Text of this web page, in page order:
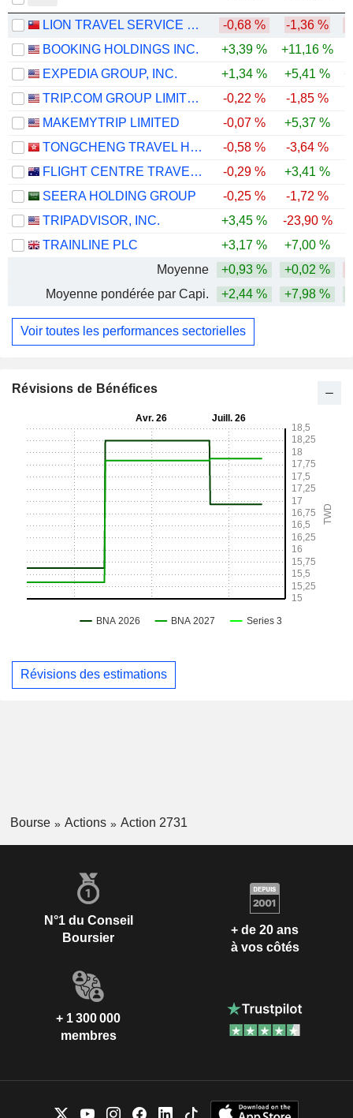
LION TRAVEL SERVICE CO., LTD. -0,68 % -1,36 %
BOOKING HOLDINGS INC.
+3,39 % +11,16 %
EXPEDIA GROUP, INC.
+1,34 % +5,41 %
TRIP.COM GROUP LIMITED
-0,22 % -1,85 %
MAKEMYTRIP LIMITED
-0,07 % +5,37 %
TONGCHENG TRAVEL HOLDINGS LIMITED
-0,58 % -3,64 %
FLIGHT CENTRE TRAVEL GROUP LIMITED
-0,29 % +3,41 %
SEERA HOLDING GROUP
-0,25 % -1,72 %
TRIPADVISOR, INC.
+3,45 % -23,90 %
TRAINLINE PLC
+3,17 % +7,00 %
Moyenne
+0,93 % +0,02 %
Moyenne pondérée par Capi.
+2,44 % +7,98 %
Voir toutes les performances sectorielles
Révisions de Bénéfices
Révisions des estimations
Bourse Actions Action 2731
N°1 du Conseil
Boursier
+ de 20 ans
à vos côtés
+ 1 300 000
membres